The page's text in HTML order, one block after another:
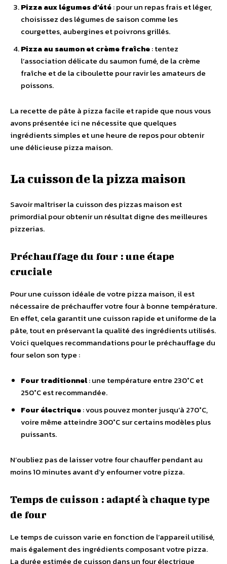
Pizza aux légumes d’été: pour un repas frais et léger,
choisissez des légumes de saison comme les
courgettes, aubergines et poivrons grillés.
Pizza au saumon et crème fraîche: tentez
l’association délicate du saumon fumé, de la crème
fraîche et de la ciboulette pour ravir les amateurs de
poissons.
La recette de pâte à pizza facile et rapide que nous vous
avons présentée ici ne nécessite que quelques
ingrédients simples et une heure de repos pour obtenir
une délicieuse pizza maison.
La cuisson de la pizza maison
Savoir maîtriser la cuisson des pizzas maison est
primordial pour obtenir un résultat digne des meilleures
pizzerias.
Préchauffage du four : une étape
cruciale
Pour une cuisson idéale de votre pizza maison, il est
nécessaire de préchauffer votre four à bonne température.
En effet, cela garantit une cuisson rapide et uniforme de la
pâte, tout en préservant la qualité des ingrédients utilisés.
Voici quelques recommandations pour le préchauffage du
four selon son type :
Four traditionnel: une température entre 230°C et
250°C est recommandée.
Four électrique: vous pouvez monter jusqu’à 270°C,
voire même atteindre 300°C sur certains modèles plus
puissants.
N’oubliez pas de laisser votre four chauffer pendant au
moins 10 minutes avant d’y enfourner votre pizza.
Temps de cuisson : adapté à chaque type
de four
Le temps de cuisson varie en fonction de l’appareil utilisé,
mais également des ingrédients composant votre pizza.
La durée estimée de cuisson dans un four électrique